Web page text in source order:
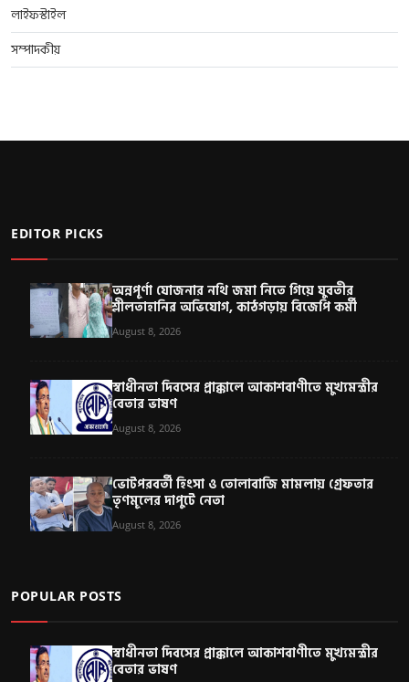
লাইফস্টাইল
সম্পাদকীয়
EDITOR PICKS
অন্নপূর্ণা যোজনার নথি জমা নিতে গিয়ে যুবতীর
শ্লীলতাহানির অভিযোগ, কাঠগড়ায় বিজেপি কর্মী
August 8, 2026
স্বাধীনতা দিবসের প্রাক্কালে আকাশবাণীতে মুখ্যমন্ত্রীর
বেতার ভাষণ
August 8, 2026
ভোটপরবর্তী হিংসা ও তোলাবাজি মামলায় গ্রেফতার
তৃণমূলের দাপুটে নেতা
August 8, 2026
POPULAR POSTS
স্বাধীনতা দিবসের প্রাক্কালে আকাশবাণীতে মুখ্যমন্ত্রীর
বেতার ভাষণ